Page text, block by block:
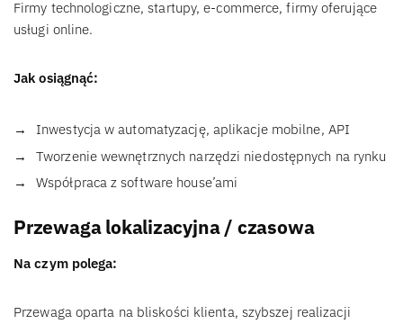
Firmy technologiczne, startupy, e-commerce, firmy oferujące
usługi online.
Jak osiągnąć:
Inwestycja w automatyzację, aplikacje mobilne, API
Tworzenie wewnętrznych narzędzi niedostępnych na rynku
Współpraca z software house’ami
Przewaga lokalizacyjna / czasowa
Na czym polega:
Przewaga oparta na bliskości klienta, szybszej realizacji